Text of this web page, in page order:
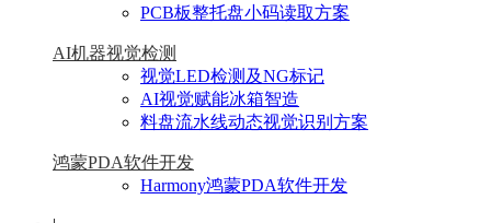
PCB板整托盘小码读取方案
AI机器视觉检测
视觉LED检测及NG标记
AI视觉赋能冰箱智造
料盘流水线动态视觉识别方案
鸿蒙PDA软件开发
Harmony鸿蒙PDA软件开发